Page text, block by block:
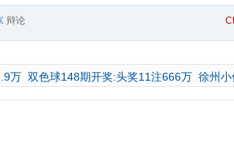
辩论
万 双色球148期开奖:头奖11注666万 徐州